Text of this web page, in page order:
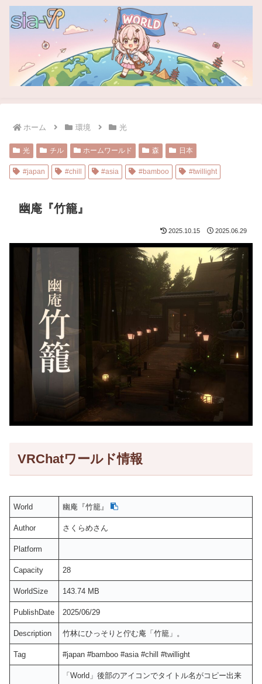
ホーム 環境 光
光 チル ホームワールド 森 日本
#japan #chill #asia #bamboo #twillight
幽庵『竹籠』
2025.10.15 2025.06.29
VRChatワールド情報
World 幽庵『竹籠』
Author さくらめさん
Platform
Capacity 28
WorldSize 143.74 MB
PublishDate 2025/06/29
Description 竹林にひっそりと佇む庵「竹籠」。
Tag #japan #bamboo #asia #chill #twillight
「World」後部のアイコンでタイトル名がコピー出来